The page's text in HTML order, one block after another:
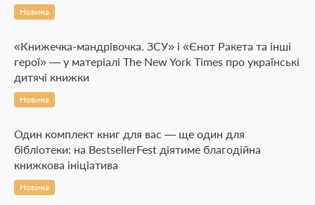
Новина
«Книжечка-мандрівочка. ЗСУ» і «Єнот Ракета та інші
герої» — у матеріалі The New York Times про українські
дитячі книжки
Новина
Один комплект книг для вас — ще один для
бібліотеки: на BestsellerFest діятиме благодійна
книжкова ініціатива
Новина